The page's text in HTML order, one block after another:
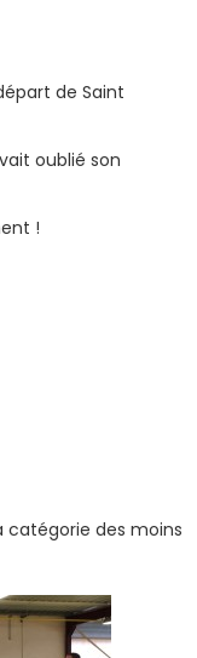
de Saint
oublié son
!
catégorie des moins